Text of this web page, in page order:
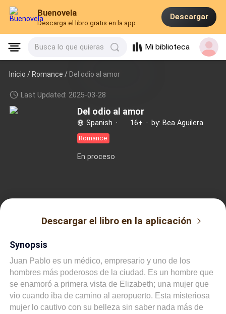
Buenovela
Descarga el libro gratis en la app
Descargar
Busca lo que quieras Mi biblioteca
Inicio /Romance / Del odio al amor
Last Updated: 2025-03-28
Del odio al amor
Spanish · 16+ · by: Bea Aguilera
Romance
En proceso
Descargar el libro en la aplicación
Synopsis
Juan Pablo es un médico, empresario y uno de los
hombres más poderosos de la ciudad. Es un hombre que
se enamoró a primera vista de Elizabeth; una mujer que
vio cuando iba de camino al aeropuerto. Esta misteriosa
mujer lo cautivo con su belleza sin saber nada más de